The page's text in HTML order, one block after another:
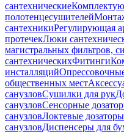
сантехнические
полотенцесушителей
сантехникиРегулирующая
протечекЛюки
магистральных фильтров,
сантехническихФитинги
инсталляций
общественных мест
санузловСушилки для рук
санузловСенсорные
санузловЛоктевые
санузловДиспенсеры для